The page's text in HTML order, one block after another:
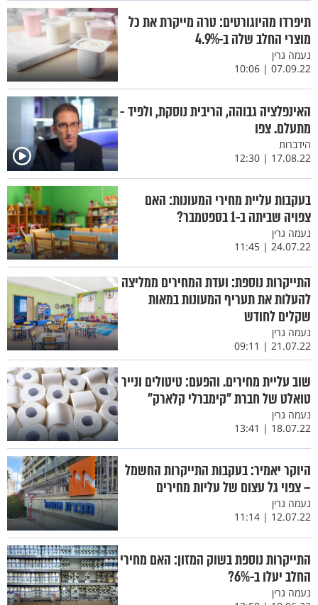
תיפרדו מהיוגורטים: טרה מייקרת את כל
מוצרי החלב שלה ב-4.9%
נעמה גרין
07.09.22 | 10:06
האינפלציה גבוהה, הריבית נוסקת, ולפיד -
מתעלם. צפו
הידברות
17.08.22 | 12:30
בעקבות עליית מחירי המעונות: האם
צפויה שביתה ב-1 בספטמבר?
נעמה גרין
24.07.22 | 11:45
התייקרות נוספת: ועדת המחירים ממליצה
להעלות את תעריף המעונות במאות
שקלים לחודש
נעמה גרין
21.07.22 | 09:11
שוב עליית מחירים. והפעם: טיטולים ונייר
טואלט של חברת "קימברלי קלארק"
נעמה גרין
18.07.22 | 13:41
היוקר יאמיר: בעקבות התייקרות החשמל
– צפוי גל עצום של עליות מחירים
נעמה גרין
12.07.22 | 11:14
התייקרות נוספת בשוק המזון: האם מחירי
החלב יעלו ב-6%?
נעמה גרין